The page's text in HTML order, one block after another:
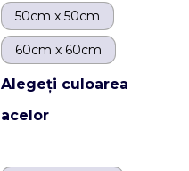
50cm x 50cm
60cm x 60cm
Alegeți culoarea
acelor